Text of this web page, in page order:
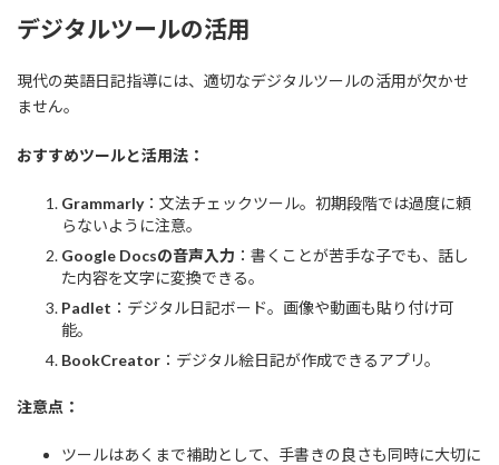
デジタルツールの活用
現代の英語日記指導には、適切なデジタルツールの活用が欠かせ
ません。
おすすめツールと活用法：
Grammarly：文法チェックツール。初期段階では過度に頼
らないように注意。
Google Docsの音声入力 ：書くことが苦手な子でも、話し
た内容を文字に変換できる。
Padlet ：デジタル日記ボード。画像や動画も貼り付け可
能。
BookCreator ：デジタル絵日記が作成できるアプリ。
注意点：
ツールはあくまで補助として、手書きの良さも同時に大切に